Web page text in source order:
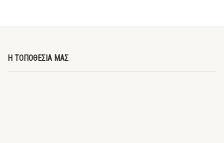
Η ΤΟΠΟΘΕΣΙΑ ΜΑΣ